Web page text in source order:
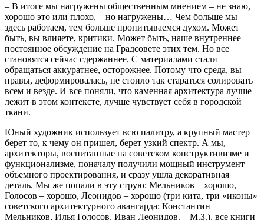
– В итоге мы нагружены общественным мнением – не знаю,
хорошо это или плохо, – но нагружены… Чем больше мы
здесь работаем, тем больше пропитываемся духом. Может
быть, вы влияете, критики. Может быть, наше внутреннее
постоянное обсуждение на Градсовете этих тем. Но все
становятся сейчас сдержаннее. С материалами стали
обращаться аккуратнее, осторожнее. Потому что среда, вы
правы, деформировалась, не стоило так стараться солировать
всем и везде. И все поняли, что каменная архитектура лучше
лежит в этом контексте, лучше чувствует себя в городской
ткани.
Юный художник использует всю палитру, а крупный мастер
берет то, к чему он пришел, берет узкий спектр. А мы,
архитекторы, воспитанные на советском конструктивизме и
функционализме, поначалу получили мощный инструмент
объемного проектирования, и сразу ушла декоративная
деталь. Мы же попали в эту струю: Мельников – хорошо,
Голосов – хорошо, Леонидов – хорошо (три кита, три «иконы»
советского архитектурного авангарда: Константин
Мельников, Илья Голосов, Иван Леонидов. – М.З.), все книги